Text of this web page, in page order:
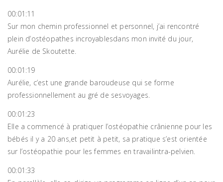
00:01:11
Sur mon chemin professionnel et personnel, j’ai rencontré
plein d’ostéopathes incroyablesdans mon invité du jour,
Aurélie de Skoutette.
00:01:19
Aurélie, c’est une grande baroudeuse qui se forme
professionnellement au gré de sesvoyages.
00:01:23
Elle a commencé à pratiquer l’ostéopathie crânienne pour les
bébés il y a 20 ans,et petit à petit, sa pratique s’est orientée
sur l’ostéopathie pour les femmes en travailintra-pelvien.
00:01:33